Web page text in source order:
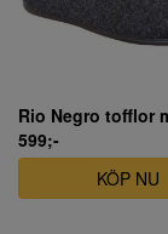
Rio Negro tofflor
599;-
KÖP NU